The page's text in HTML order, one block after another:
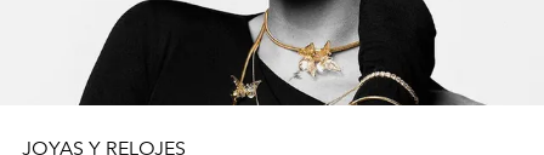
JOYAS Y RELOJES